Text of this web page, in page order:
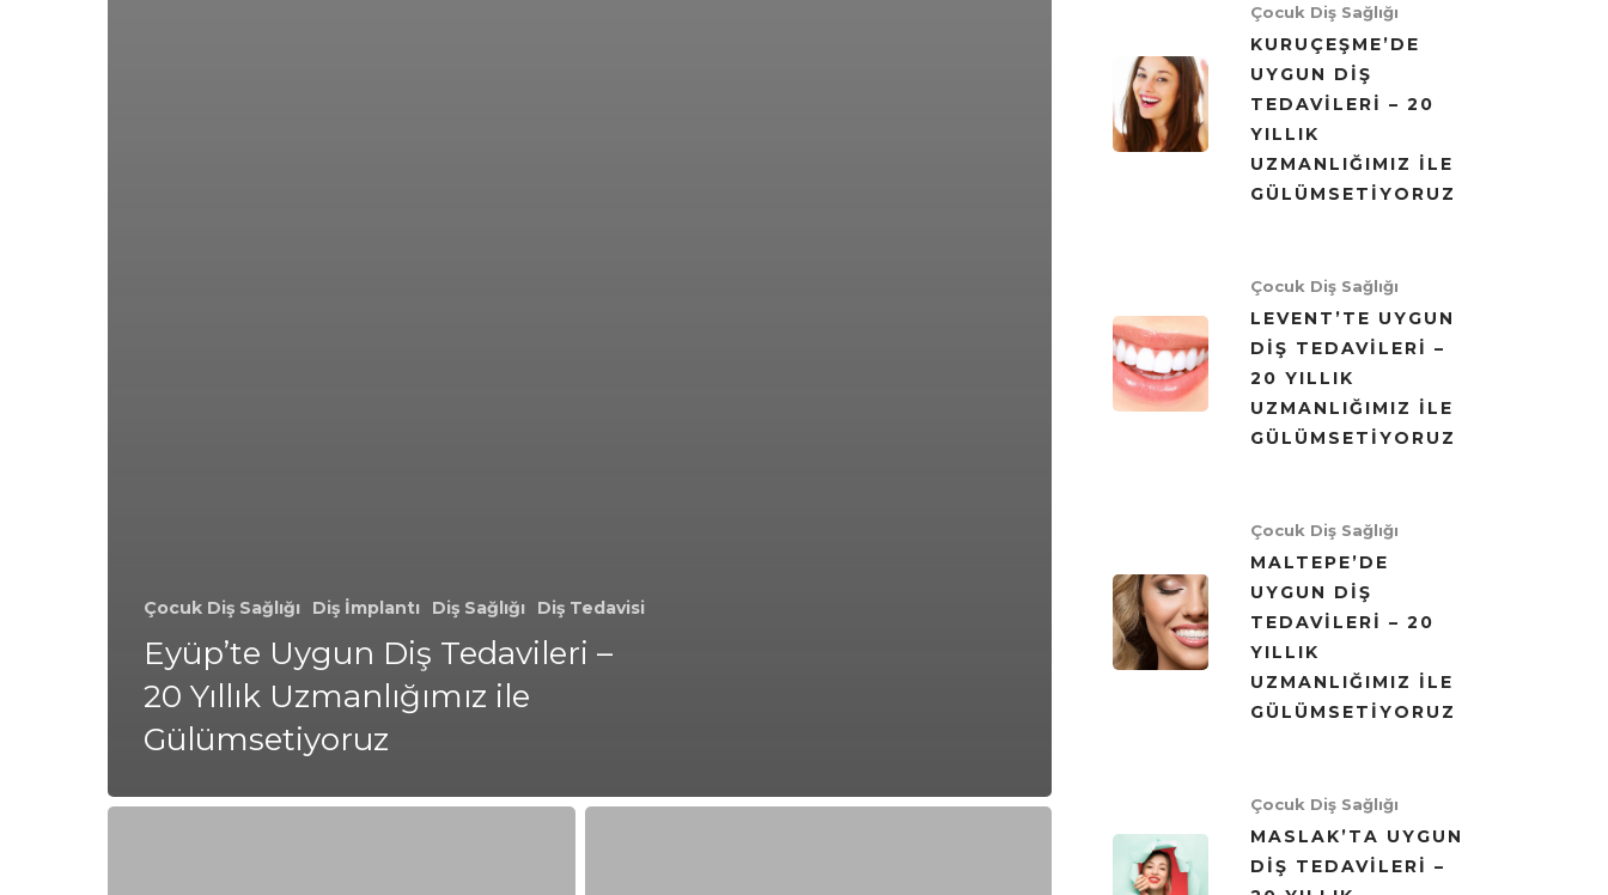
Çocuk Diş Sağlığı Diş İmplantı Diş Sağlığı Diş Tedavisi
Eyüp’te Uygun Diş Tedavileri –
20 Yıllık Uzmanlığımız ile
Gülümsetiyoruz
Çocuk Diş Sağlığı
KURUÇEŞME’DE
UYGUN DIŞ
TEDAVILERI – 20
YILLIK
UZMANLIĞIMIZ ILE
GÜLÜMSETIYORUZ
Çocuk Diş Sağlığı
LEVENT’TE UYGUN
DIŞ TEDAVILERI –
20 YILLIK
UZMANLIĞIMIZ ILE
GÜLÜMSETIYORUZ
Çocuk Diş Sağlığı
MALTEPE’DE
UYGUN DIŞ
TEDAVILERI – 20
YILLIK
UZMANLIĞIMIZ ILE
GÜLÜMSETIYORUZ
Çocuk Diş Sağlığı
MASLAK’TA UYGUN
DIŞ TEDAVILERI –